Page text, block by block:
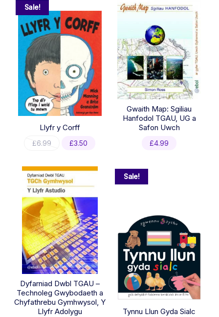
Sale!
Llyfr y Corff
£6.99
Original
£6.99.
£3.50
£3.50.
Gwaith Map: Sgiliau
Hanfodol TGAU, UG a
Safon Uwch
£4.99
Dyfarniad Dwbl TGAU –
Technoleg Gwybodaeth a
Chyfathrebu Gymhwysol, Y
Llyfr Adolygu
Sale!
Tynnu Llun Gyda Sialc